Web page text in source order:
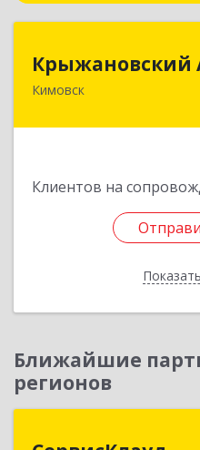
Крыжановский
Кимовск
Клиентов на
Ближайшие
регионов